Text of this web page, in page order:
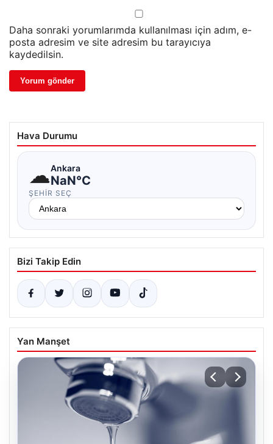
Daha sonraki yorumlarımda kullanılması için adım, e-
posta adresim ve site adresim bu tarayıcıya
kaydedilsin.
Hava Durumu
☁Ankara
NaN°C
ŞEHIR SEÇ
Bizi Takip Edin
Yan Manşet